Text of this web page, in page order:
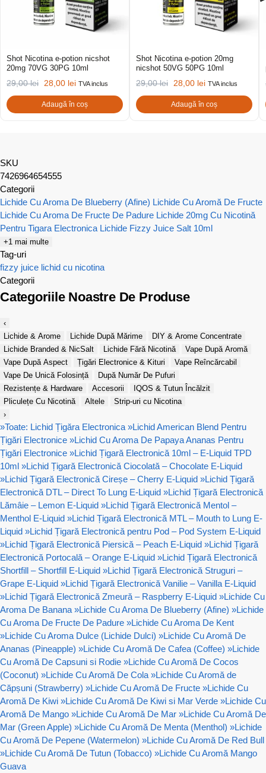
Shot Nicotina e-potion nicshot
20mg 70VG 30PG 10ml
29,00lei 28,00 lei TVA inclus
Adaugă în coș
Shot Nicotina e-potion 20mg
nicshot 50VG 50PG 10ml
29,00lei 28,00 lei TVA inclus
Adaugă în coș
SKU
7426964654555
Categorii
Lichide Cu Aroma De Blueberry (Afine) Lichide Cu Aromă De Fructe
Lichide Cu Aroma De Fructe De Padure Lichide 20mg Cu Nicotină
Pentru Tigara Electronica Lichide Fizzy Juice Salt 10ml
+1 mai multe
Tag-uri
fizzy juice lichid cu nicotina
Categorii
Categoriile Noastre De Produse
‹
Lichide & Arome
Lichide După Mărime
DIY & Arome Concentrate
Lichide Branded & NicSalt
Lichide Fără Nicotină
Vape După Aromă
Vape După Aspect
Țigări Electronice & Kituri
Vape Reîncărcabil
Vape De Unică Folosință
După Număr De Pufuri
Rezistențe & Hardware
Accesorii
IQOS & Tutun Încălzit
Pliculețe Cu Nicotină
Altele
Strip-uri cu Nicotina
›
»Toate: Lichid Țigăra Electronica »Lichid American Blend Pentru
Țigări Electronice »Lichid Cu Aroma De Papaya Ananas Pentru
Țigări Electronice »Lichid Țigară Electronică 10ml – E-Liquid TPD
10ml »Lichid Țigară Electronică Ciocolată – Chocolate E-Liquid
»Lichid Țigară Electronică Cireșe – Cherry E-Liquid »Lichid Țigară
Electronică DTL – Direct To Lung E-Liquid »Lichid Țigară Electronică
Lămâie – Lemon E-Liquid »Lichid Țigară Electronică Mentol –
Menthol E-Liquid »Lichid Țigară Electronică MTL – Mouth to Lung E-
Liquid »Lichid Țigară Electronică pentru Pod – Pod System E-Liquid
»Lichid Țigară Electronică Piersică – Peach E-Liquid »Lichid Țigară
Electronică Portocală – Orange E-Liquid »Lichid Țigară Electronică
Shortfill – Shortfill E-Liquid »Lichid Țigară Electronică Struguri –
Grape E-Liquid »Lichid Țigară Electronică Vanilie – Vanilla E-Liquid
»Lichid Țigară Electronică Zmeură – Raspberry E-Liquid »Lichide Cu
Aroma De Banana »Lichide Cu Aroma De Blueberry (Afine) »Lichide
Cu Aroma De Fructe De Padure »Lichide Cu Aroma De Kent
»Lichide Cu Aroma Dulce (Lichide Dulci) »Lichide Cu Aromă De
Ananas (Pineapple) »Lichide Cu Aromă De Cafea (Coffee) »Lichide
Cu Aromă De Capsuni si Rodie »Lichide Cu Aromă De Cocos
(Coconut) »Lichide Cu Aromă De Cola »Lichide Cu Aromă de
Căpșuni (Strawberry) »Lichide Cu Aromă De Fructe »Lichide Cu
Aromă De Kiwi »Lichide Cu Aromă De Kiwi si Mar Verde »Lichide Cu
Aromă De Mango »Lichide Cu Aromă De Mar »Lichide Cu Aromă De
Mar (Green Apple) »Lichide Cu Aromă De Menta (Menthol) »Lichide
Cu Aromă De Pepene (Watermelon) »Lichide Cu Aromă De Red Bull
»Lichide Cu Aromă De Tutun (Tobacco) »Lichide Cu Aromă Mango
Guava